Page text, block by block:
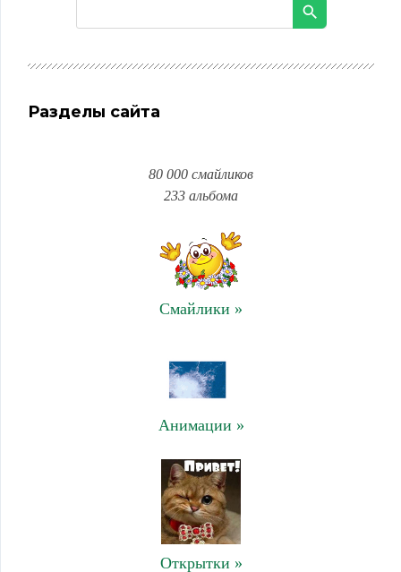
Разделы сайта
80 000 смайликов
233 альбома
Смайлики »
Анимации »
Открытки »